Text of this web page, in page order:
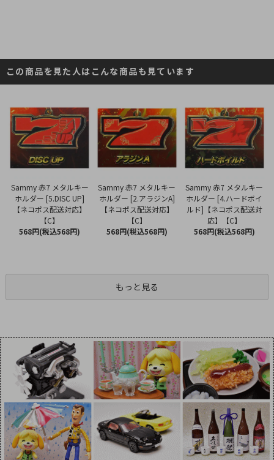
この商品を見た人はこんな商品も見ています
Sammy 赤7 メタルキー
ホルダー [5.DISC UP]
【ネコポス配送対応】
【C】
568円(税込568円)
Sammy 赤7 メタルキー
ホルダー [2.アラジンA]
【ネコポス配送対応】
【C】
568円(税込568円)
Sammy 赤7 メタルキー
ホルダー [4.ハードボイ
ルド]【ネコポス配送対
応】【C】
568円(税込568円)
もっと見る